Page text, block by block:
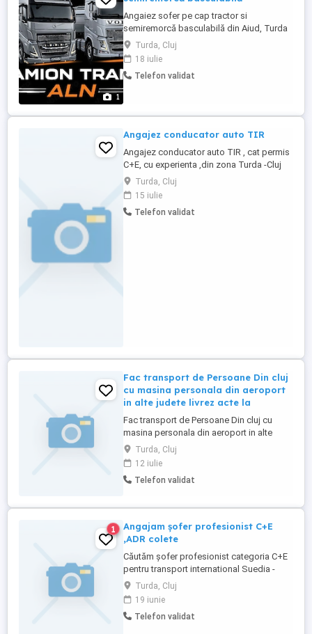
1
Angaiez sofer pe cap tractor si
semiremorcă basculabilă din Aiud, Turda
si împrejurimi, Cu permis categoria
C+E.Oferim salariu atractiv: 7.000 lei +
bonuri de masă si conditii bune la locul de
muncă. Mai multe detalii la nr.de telefon:
Turda, Cluj
18 iulie
Telefon validat
Angajez conducator auto TIR
Angajez conducator auto TIR , cat permis
C+E, cu experienta ,din zona Turda -Cluj
,pentru curse saptamnale HU,SK .
Weekend liber INFO L-S orele 08.00-15.00
tel
Turda, Cluj
15 iulie
Telefon validat
Fac transport de Persoane Din cluj
cu masina personala din aeroport
in alte judete livrez acte la
Fac transport de Persoane Din cluj cu
masina personala din aeroport in alte
judete livrez acte la domiciliu colete nr de
telf sunati la nr de telf
Turda, Cluj
12 iulie
Telefon validat
1
Angajam șofer profesionist C+E
,ADR colete
Căutăm șofer profesionist categoria C+E
pentru transport international Suedia -
Spania . Se oferă : Camion euro 6 Baza
operațională complet utilata. Salar pe țară
7000 lei brut +diurna externa pe zi. Cerințe:
Card tahograf ,atestat marfa ,atestat
Turda, Cluj
19 iunie
Telefon validat